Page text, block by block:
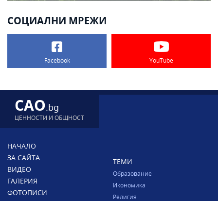
СОЦИАЛНИ МРЕЖИ
Facebook YouTube
CAO.bg
ЦЕННОСТИ И ОБЩНОСТ
НАЧАЛО
ЗА САЙТА
ВИДЕО
ГАЛЕРИЯ
ФОТОПИСИ
ТЕМИ
Образование
Икономика
Религия